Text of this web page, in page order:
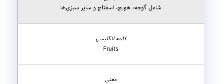
شامل گوجه، هویج، اسفناج و سایر سبزی‌ها
Fruits